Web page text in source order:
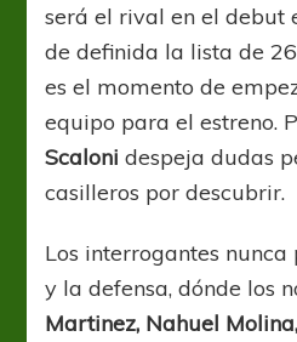
será el rival en el debut
de definida la lista de
es el momento de
equipo para el estreno.
Scaloni despeja dudas
casilleros por descubrir.
Los interrogantes
y la defensa, dónde los
Martinez, Nahuel